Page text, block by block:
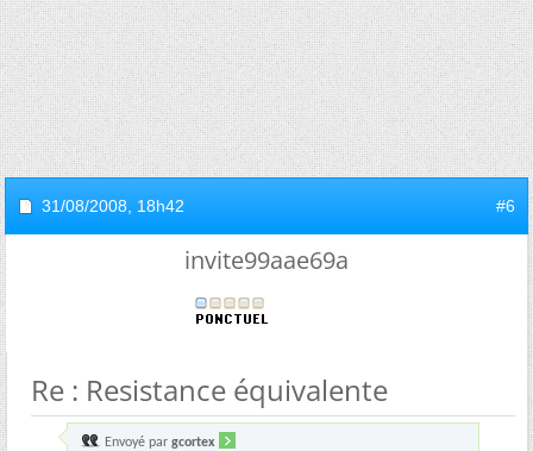
31/08/2008, 18h42 #6
invite99aae69a
Re : Resistance équivalente
Envoyé par gcortex